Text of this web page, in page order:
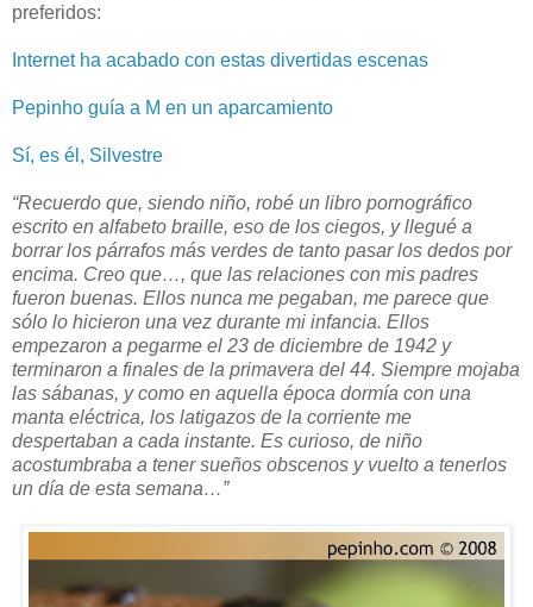
preferidos:
Internet ha acabado con estas divertidas escenas
Pepinho guía a M en un aparcamiento
Sí, es él, Silvestre
“Recuerdo que, siendo niño, robé un libro pornográfico
escrito en alfabeto braille, eso de los ciegos, y llegué a
borrar los párrafos más verdes de tanto pasar los dedos por
encima. Creo que…, que las relaciones con mis padres
fueron buenas. Ellos nunca me pegaban, me parece que
sólo lo hicieron una vez durante mi infancia. Ellos
empezaron a pegarme el 23 de diciembre de 1942 y
terminaron a finales de la primavera del 44. Siempre mojaba
las sábanas, y como en aquella época dormía con una
manta eléctrica, los latigazos de la corriente me
despertaban a cada instante. Es curioso, de niño
acostumbraba a tener sueños obscenos y vuelto a tenerlos
un día de esta semana…”